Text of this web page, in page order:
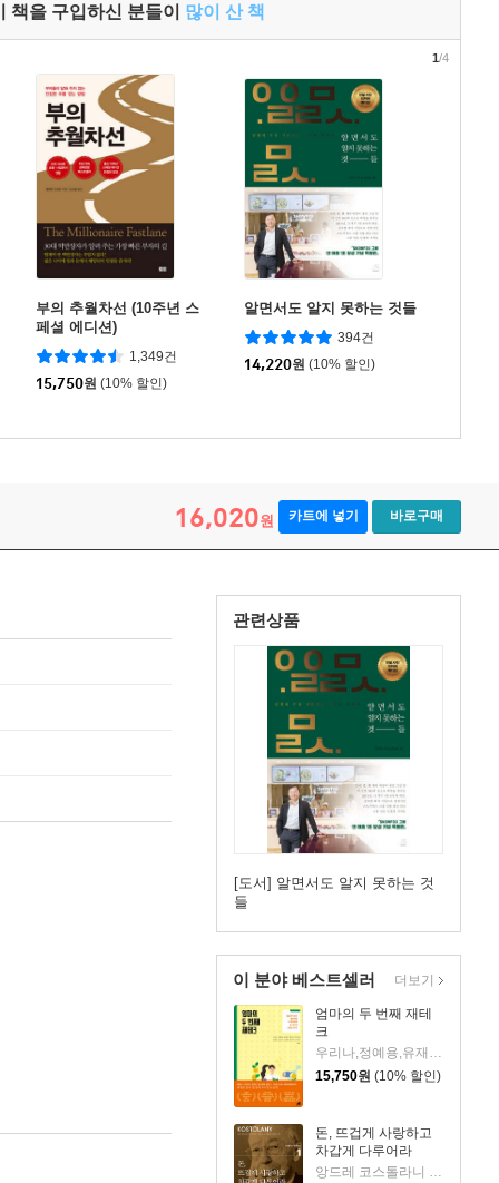
책을 구입하신 분들이 많이 산 책
부의 추월차선 (10주년 스
페셜 에디션)
1,349건
15,750원 (10% 할인)
알면서도 알지 못하는 것들
394건
14,220원 (10% 할인)
1/4
16,020원 카트에 넣기 바로구매
관련상품
[도서] 알면서도 알지 못하는 것
들
이 분야 베스트셀러
엄마의 두 번째 재테
크
우리나,정예용,유재숙,양지인,손효영,최미영,조민주,이진현,차미숙,서미숙 저
15,750원 (10% 할인)
돈, 뜨겁게 사랑하고
차갑게 다루어라
앙드레 코스톨라니 저/한윤진 역
더보기